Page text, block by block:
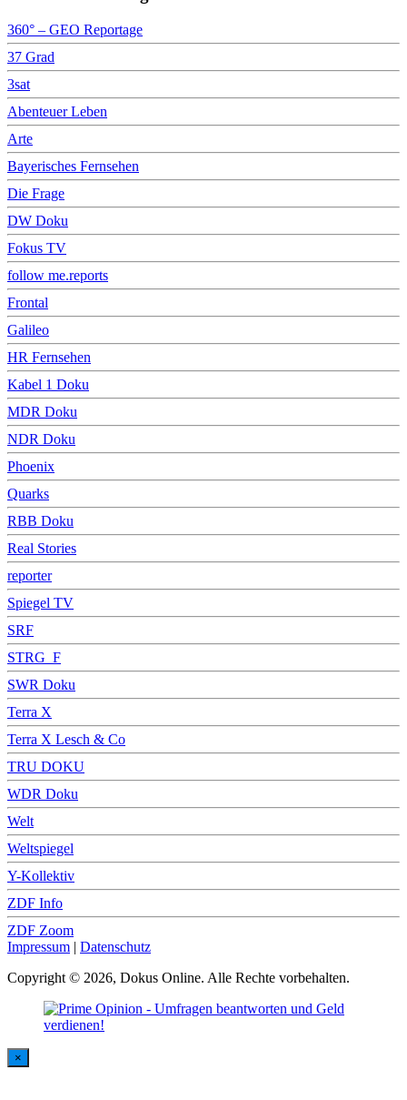
360° – GEO Reportage
37 Grad
3sat
Abenteuer Leben
Arte
Bayerisches Fernsehen
Die Frage
DW Doku
Fokus TV
follow me.reports
Frontal
Galileo
HR Fernsehen
Kabel 1 Doku
MDR Doku
NDR Doku
Phoenix
Quarks
RBB Doku
Real Stories
reporter
Spiegel TV
SRF
STRG_F
SWR Doku
Terra X
Terra X Lesch & Co
TRU DOKU
WDR Doku
Welt
Weltspiegel
Y-Kollektiv
ZDF Info
ZDF Zoom
Impressum | Datenschutz
Copyright © 2026, Dokus Online. Alle Rechte vorbehalten.
×